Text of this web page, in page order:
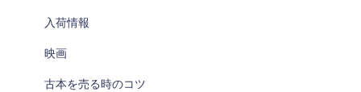
入荷情報
映画
古本を売る時のコツ